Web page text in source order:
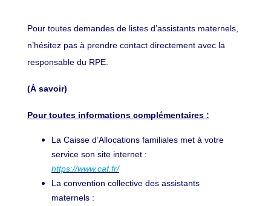
Pour toutes demandes de listes d’assistants maternels,
n’hésitez pas à prendre contact directement avec la
responsable du RPE.
(À savoir)
Pour toutes informations complémentaires :
La Caisse d’Allocations familiales met à votre
service son site internet :
https://www.caf.fr/
La convention collective des assistants
maternels :